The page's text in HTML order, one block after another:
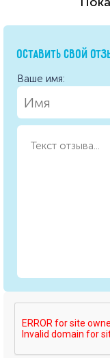
ОСТАВИТЬ СВОЙ
Ваше имя: